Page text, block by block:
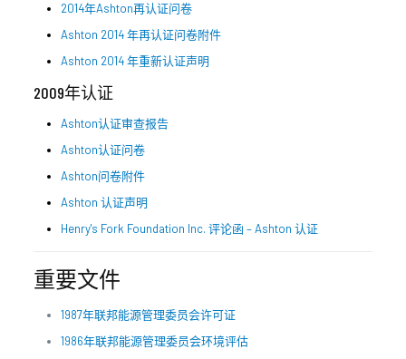
2014年Ashton再认证问卷
Ashton 2014 年再认证问卷附件
Ashton 2014 年重新认证声明
2009年认证
Ashton认证审查报告
Ashton认证问卷
Ashton问卷附件
Ashton 认证声明
Henry's Fork Foundation Inc. 评论函 – Ashton 认证
重要文件
1987年联邦能源管理委员会许可证
1986年联邦能源管理委员会环境评估